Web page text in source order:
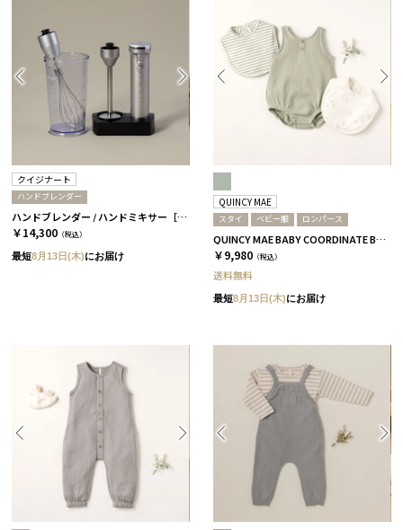
クイジナート
ハンドブレンダー
ハンドブレンダー / ハンドミキサー［クイジナート］
￥14,300 （税込）
最短8月13日(木)にお届け
QUINCY MAE
スタイ ベビー服 ロンパース
QUINCY MAE BABY COORDINATE BOX / ロンパース＋スタイ / セージグリーン［クインシーメイ］
￥9,980 （税込）
送料無料
最短8月13日(木)にお届け